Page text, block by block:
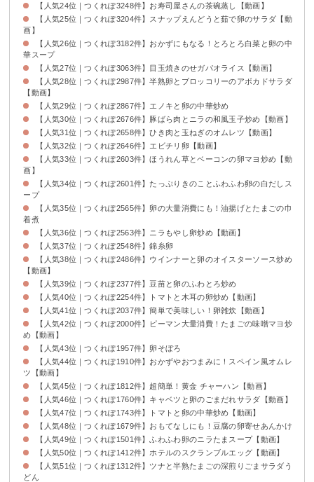
【人気24位｜つくれぽ3248件】お寿司屋さんの茶碗蒸し【動画】
【人気25位｜つくれぽ3204件】スナップえんどうと茹で卵のサラダ【動
画】
【人気26位｜つくれぽ3182件】おかずにもなる！とろとろ白菜と卵の中
華スープ
【人気27位｜つくれぽ3063件】目玉焼きのせガパオライス【動画】
【人気28位｜つくれぽ2987件】半熟卵とブロッコリーのアボカドサラダ
【動画】
【人気29位｜つくれぽ2867件】エノキと卵の中華炒め
【人気30位｜つくれぽ2676件】豚ばら肉とニラの和風玉子炒め【動画】
【人気31位｜つくれぽ2658件】ひき肉と玉ねぎのオムレツ【動画】
【人気32位｜つくれぽ2646件】エビチリ卵【動画】
【人気33位｜つくれぽ2603件】ほうれん草とベーコンの卵マヨ炒め【動
画】
【人気34位｜つくれぽ2601件】たっぷりきのことふわふわ卵の白だしス
ープ
【人気35位｜つくれぽ2565件】卵の大量消費にも！油揚げとたまごの巾
着煮
【人気36位｜つくれぽ2563件】ニラもやし卵炒め【動画】
【人気37位｜つくれぽ2548件】錦糸卵
【人気38位｜つくれぽ2486件】ウインナーと卵のオイスターソース炒め
【動画】
【人気39位｜つくれぽ2377件】豆苗と卵のふわとろ炒め
【人気40位｜つくれぽ2254件】トマトと木耳の卵炒め【動画】
【人気41位｜つくれぽ2037件】簡単で美味しい！卵雑炊【動画】
【人気42位｜つくれぽ2000件】ピーマン大量消費！たまごの味噌マヨ炒
め【動画】
【人気43位｜つくれぽ1957件】卵そぼろ
【人気44位｜つくれぽ1910件】おかずやおつまみに！スペイン風オムレ
ツ【動画】
【人気45位｜つくれぽ1812件】超簡単！黄金 チャーハン【動画】
【人気46位｜つくれぽ1760件】キャベツと卵のごまだれサラダ【動画】
【人気47位｜つくれぽ1743件】トマトと卵の中華炒め【動画】
【人気48位｜つくれぽ1679件】おもてなしにも！豆腐の卵寄せあんかけ
【人気49位｜つくれぽ1501件】ふわふわ卵のニラたまスープ【動画】
【人気50位｜つくれぽ1412件】ホテルのスクランブルエッグ【動画】
【人気51位｜つくれぽ1312件】ツナと半熟たまごの深煎りごまサラダう
どん